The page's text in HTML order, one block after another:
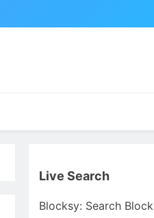
Live Search
Blocksy: Search Block